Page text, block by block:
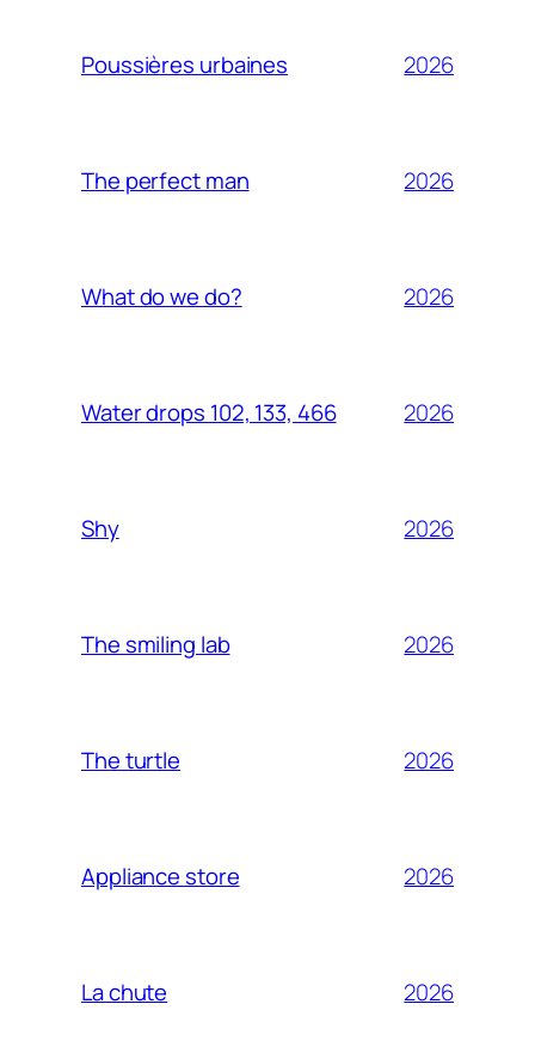
Poussières urbaines 2026
The perfect man 2026
What do we do? 2026
Water drops 102, 133, 466 2026
Shy 2026
The smiling lab 2026
The turtle 2026
Appliance store 2026
La chute 2026